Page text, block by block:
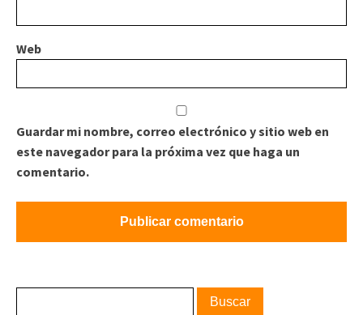
Web
Guardar mi nombre, correo electrónico y sitio web en
este navegador para la próxima vez que haga un
comentario.